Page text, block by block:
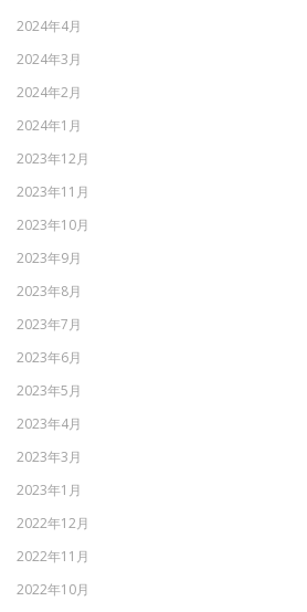
2024年4月
2024年3月
2024年2月
2024年1月
2023年12月
2023年11月
2023年10月
2023年9月
2023年8月
2023年7月
2023年6月
2023年5月
2023年4月
2023年3月
2023年1月
2022年12月
2022年11月
2022年10月